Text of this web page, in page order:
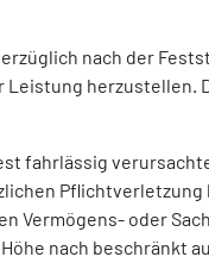
nach der
Leistung herzustellen.
fahrlässig
Vermögens- oder
nach beschränkt